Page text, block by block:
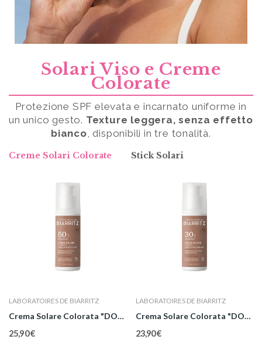
Solari Viso e Creme
Colorate
Protezione SPF elevata e incarnato uniforme in
un unico gesto. Texture leggera, senza effetto
bianco, disponibili in tre tonalità.
Creme Solari Colorate Stick Solari
Non Disponibile
LABORATOIRES DE BIARRITZ
Crema Solare Viso Bio SPF 50 50 ml
21,90 €
LABORATOIRES DE BIARRITZ
Crema Solare Colorata "BEIGE" Bio Viso SPF 30...
23,90 €